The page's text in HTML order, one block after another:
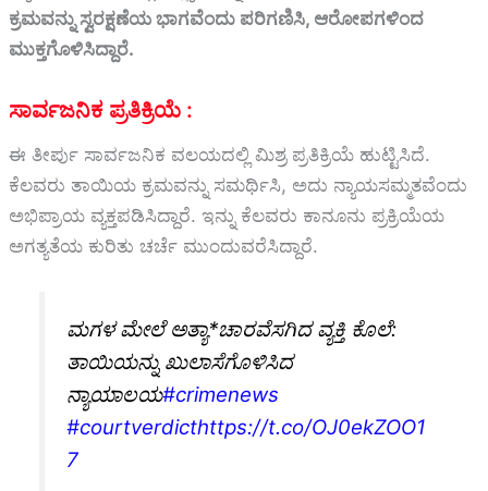
ಕ್ರಮವನ್ನು ಸ್ವರಕ್ಷಣೆಯ ಭಾಗವೆಂದು ಪರಿಗಣಿಸಿ, ಆರೋಪಗಳಿಂದ
ಮುಕ್ತಗೊಳಿಸಿದ್ದಾರೆ.
ಸಾರ್ವಜನಿಕ ಪ್ರತಿಕ್ರಿಯೆ :
ಈ ತೀರ್ಪು ಸಾರ್ವಜನಿಕ ವಲಯದಲ್ಲಿ ಮಿಶ್ರ ಪ್ರತಿಕ್ರಿಯೆ ಹುಟ್ಟಿಸಿದೆ.
ಕೆಲವರು ತಾಯಿಯ ಕ್ರಮವನ್ನು ಸಮರ್ಥಿಸಿ, ಅದು ನ್ಯಾಯಸಮ್ಮತವೆಂದು
ಅಭಿಪ್ರಾಯ ವ್ಯಕ್ತಪಡಿಸಿದ್ದಾರೆ. ಇನ್ನು ಕೆಲವರು ಕಾನೂನು ಪ್ರಕ್ರಿಯೆಯ
ಅಗತ್ಯತೆಯ ಕುರಿತು ಚರ್ಚೆ ಮುಂದುವರೆಸಿದ್ದಾರೆ.
ಮಗಳ ಮೇಲೆ ಅತ್ಯಾ*ಚಾರವೆಸಗಿದ ವ್ಯಕ್ತಿ ಕೊಲೆ:
ತಾಯಿಯನ್ನು ಖುಲಾಸೆಗೊಳಿಸಿದ
ನ್ಯಾಯಾಲಯ#crimenews
#courtverdicthttps://t.co/OJ0ekZOO1
7